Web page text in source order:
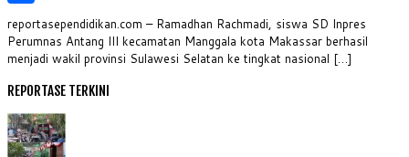
Share
reportasependidikan.com – Ramadhan Rachmadi, siswa SD Inpres
Perumnas Antang III kecamatan Manggala kota Makassar berhasil
menjadi wakil provinsi Sulawesi Selatan ke tingkat nasional […]
REPORTASE TERKINI